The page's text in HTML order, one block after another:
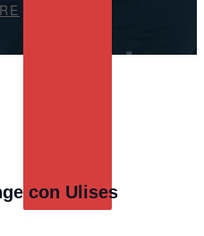
con Ulises